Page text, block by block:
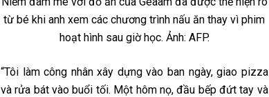
từ bé khi anh xem các chương trình nấu ăn thay vì phim
hoạt hình sau giờ học. Ảnh: AFP.
“Tôi làm công nhân xây dựng vào ban ngày, giao pizza
và rửa bát vào buổi tối. Một hôm nọ, đầu bếp đứt tay và